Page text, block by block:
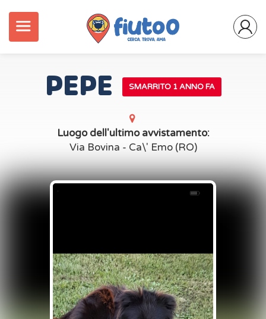
PEPE SMARRITO 1 ANNO FA
Luogo dell'ultimo avvistamento:
Via Bovina - Ca\' Emo (RO)